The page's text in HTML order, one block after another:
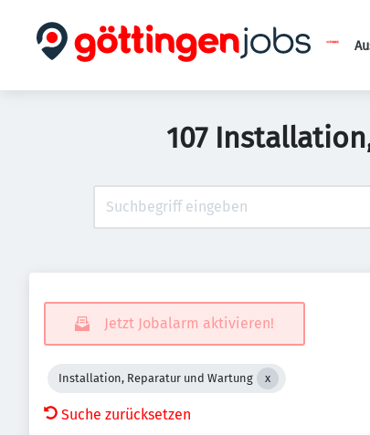
107
Jetzt Jobalarm aktivieren!
Installation, Reparatur und Wartung
Suche zurücksetzen